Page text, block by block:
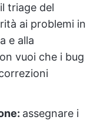
triage del
ai problemi in
e alla
vuoi che i bug
assegnare i